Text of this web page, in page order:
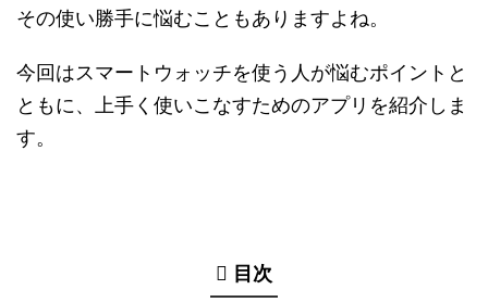
その使い勝手に悩むこともありますよね。
今回はスマートウォッチを使う人が悩むポイントと
ともに、上手く使いこなすためのアプリを紹介しま
す。
目次